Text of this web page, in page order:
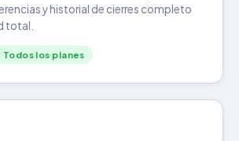
y historial de cierres completo
total.
los planes